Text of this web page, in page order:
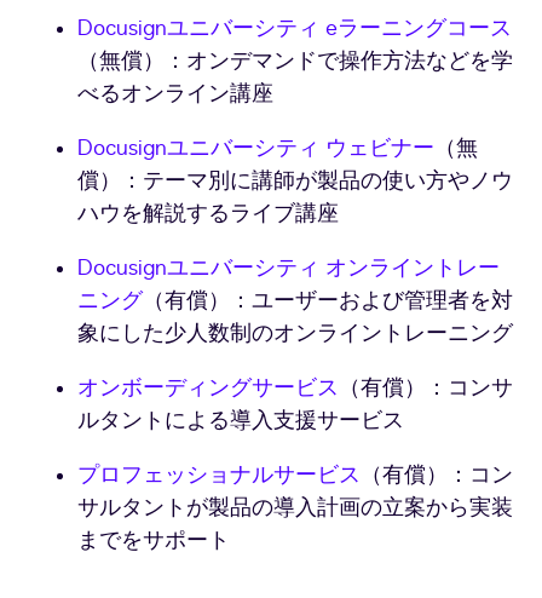
Docusignユニバーシティ eラーニングコース
（無償）：オンデマンドで操作方法などを学
べるオンライン講座
Docusignユニバーシティ ウェビナー （無
償）：テーマ別に講師が製品の使い方やノウ
ハウを解説するライブ講座
Docusignユニバーシティ オンライントレー
ニング（有償）：ユーザーおよび管理者を対
象にした少人数制のオンライントレーニング
オンボーディングサービス （有償）：コンサ
ルタントによる導入支援サービス
プロフェッショナルサービス （有償）：コン
サルタントが製品の導入計画の立案から実装
までをサポート